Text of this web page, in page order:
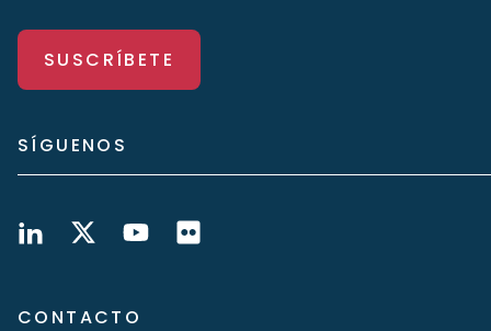
SUSCRÍBETE
SÍGUENOS
CONTACTO